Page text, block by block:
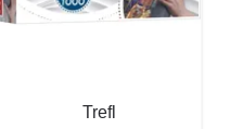
Trefl